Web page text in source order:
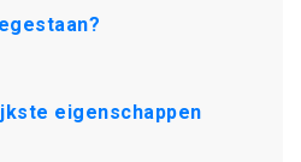
eigenschappen